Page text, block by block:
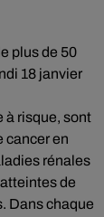
plus de 50
18 janvier
à risque, sont
cancer en
rénales
de
Dans chaque